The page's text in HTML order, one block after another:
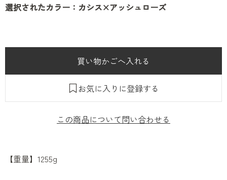
選択されたカラー：カシス×アッシュローズ
お気に入りに登録する
この商品について問い合わせる
【重量】1255g